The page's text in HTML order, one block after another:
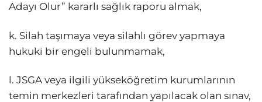
Adayı Olur” kararlı sağlık raporu almak,
k. Silah taşımaya veya silahlı görev yapmaya
hukuki bir engeli bulunmamak,
l. JSGA veya ilgili yükseköğretim kurumlarının
temin merkezleri tarafından yapılacak olan sınav,